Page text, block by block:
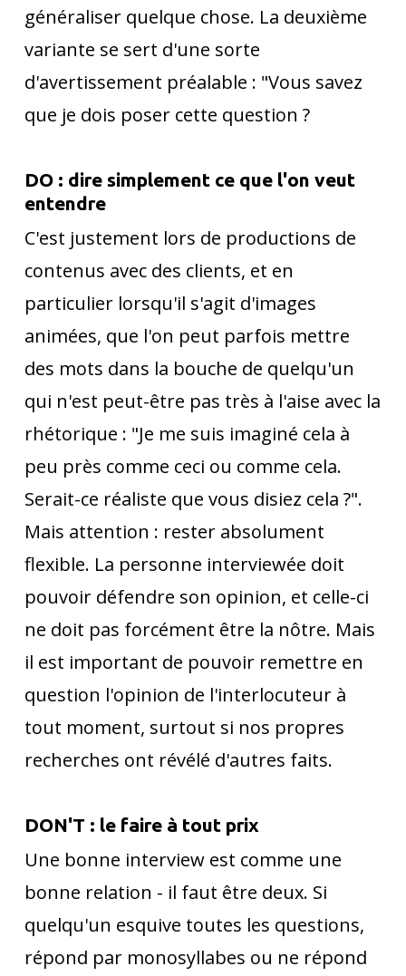
généraliser quelque chose. La deuxième
variante se sert d'une sorte
d'avertissement préalable : "Vous savez
que je dois poser cette question ?
DO : dire simplement ce que l'on veut
entendre
C'est justement lors de productions de
contenus avec des clients, et en
particulier lorsqu'il s'agit d'images
animées, que l'on peut parfois mettre
des mots dans la bouche de quelqu'un
qui n'est peut-être pas très à l'aise avec la
rhétorique : "Je me suis imaginé cela à
peu près comme ceci ou comme cela.
Serait-ce réaliste que vous disiez cela ?".
Mais attention : rester absolument
flexible. La personne interviewée doit
pouvoir défendre son opinion, et celle-ci
ne doit pas forcément être la nôtre. Mais
il est important de pouvoir remettre en
question l'opinion de l'interlocuteur à
tout moment, surtout si nos propres
recherches ont révélé d'autres faits.
DON'T : le faire à tout prix
Une bonne interview est comme une
bonne relation - il faut être deux. Si
quelqu'un esquive toutes les questions,
répond par monosyllabes ou ne répond